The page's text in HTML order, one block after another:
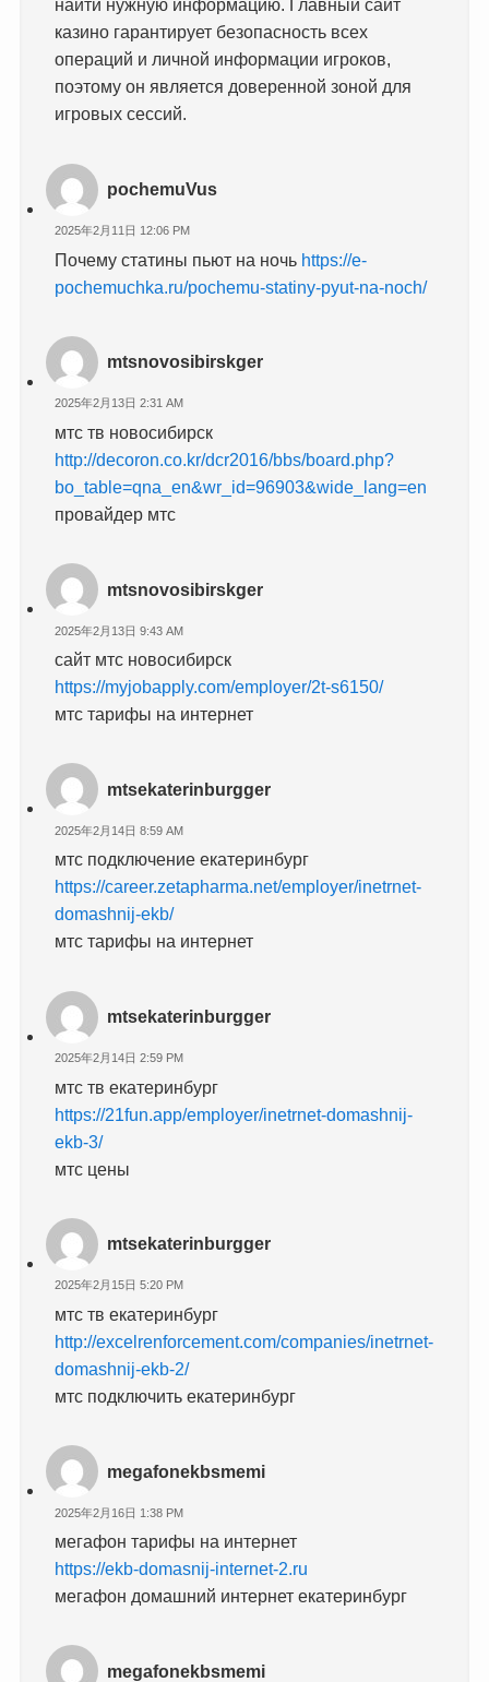
найти нужную информацию. Главный сайт
казино гарантирует безопасность всех
операций и личной информации игроков,
поэтому он является доверенной зоной для
игровых сессий.
pochemuVus
2025年2月11日 12:06 PM
Почему статины пьют на ночь https://e-
pochemuchka.ru/pochemu-statiny-pyut-na-noch/
mtsnovosibirskger
2025年2月13日 2:31 AM
мтс тв новосибирск
http://decoron.co.kr/dcr2016/bbs/board.php?
bo_table=qna_en&wr_id=96903&wide_lang=en
провайдер мтс
mtsnovosibirskger
2025年2月13日 9:43 AM
сайт мтс новосибирск
https://myjobapply.com/employer/2t-s6150/
мтс тарифы на интернет
mtsekaterinburgger
2025年2月14日 8:59 AM
мтс подключение екатеринбург
https://career.zetapharma.net/employer/inetrnet-
domashnij-ekb/
мтс тарифы на интернет
mtsekaterinburgger
2025年2月14日 2:59 PM
мтс тв екатеринбург
https://21fun.app/employer/inetrnet-domashnij-
ekb-3/
мтс цены
mtsekaterinburgger
2025年2月15日 5:20 PM
мтс тв екатеринбург
http://excelrenforcement.com/companies/inetrnet-
domashnij-ekb-2/
мтс подключить екатеринбург
megafonekbsmemi
2025年2月16日 1:38 PM
мегафон тарифы на интернет
https://ekb-domasnij-internet-2.ru
мегафон домашний интернет екатеринбург
megafonekbsmemi